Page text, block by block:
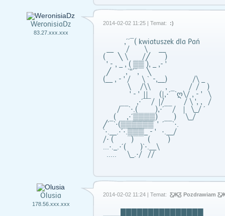
WeronisiaDz
83.27.xxx.xxx
2014-02-02 11:25 | Temat: :)
,´´¯( kwiatuszek dla Pań
__ / \ __
( ╲ \ /╱ )
' - , _ , ( ▒▒ ), _ ,- '
╱ ,`"´¨, ╲
(__ , - ' / \ ` -,__) /\ _
\ /\\ , / / )
' - ' || (|,·´¯`ღ\/ , - ' \
,·´¯¯/ |/ / \ ', , /
/¯¯`·.( ),·´¯¯/ | \_/ ´
( ,·´▒▒▒▒) ) \_/
╱´¯`·(▒▒▒▒▒▒ ' ´¯¯`·.
`·.__.·´·.▒▒▒_ - ' ·.__/
/· ( ) ( )
...·._.·´( )`·.__\
..... \_.·/ //
Olusia
178.56.xxx.xxx
2014-02-02 11:24 | Temat: Ƹ̵̡Ӝ̵̨̄Ʒ Pozdrawiam